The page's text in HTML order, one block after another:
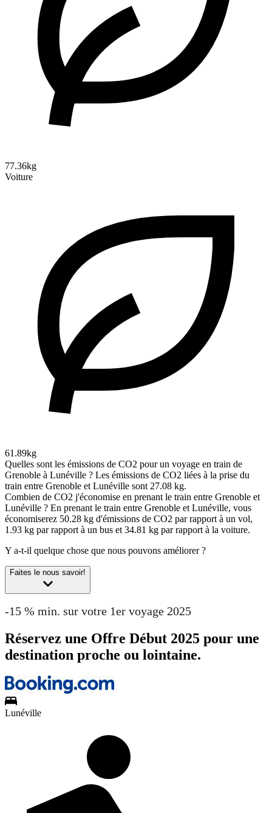
77.36kg
Voiture
61.89kg
Quelles sont les émissions de CO2 pour un voyage en train de
Grenoble à Lunéville ? Les émissions de CO2 liées à la prise du
train entre Grenoble et Lunéville sont 27.08 kg.
Combien de CO2 j'économise en prenant le train entre Grenoble et
Lunéville ? En prenant le train entre Grenoble et Lunéville, vous
économiserez 50.28 kg d'émissions de CO2 par rapport à un vol,
1.93 kg par rapport à un bus et 34.81 kg par rapport à la voiture.
Y a-t-il quelque chose que nous pouvons améliorer ?
Faites le nous savoir!
-15 % min. sur votre 1er voyage 2025
Réservez une Offre Début 2025 pour une
destination proche ou lointaine.
Lunéville